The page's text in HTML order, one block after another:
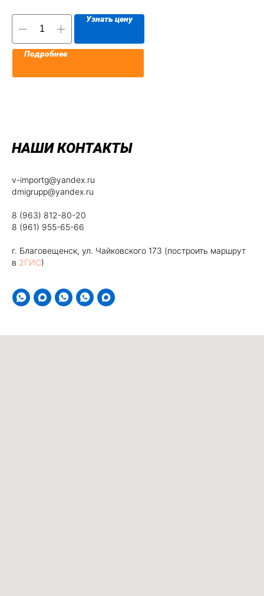
Узнать цену
Подробнее
НАШИ КОНТАКТЫ
v-importg@yandex.ru
dmigrupp@yandex.ru
8 (963) 812-80-20
8 (961) 955-65-66
г. Благовещенск, ул. Чайковского 173 (построить маршрут
в 2ГИС)